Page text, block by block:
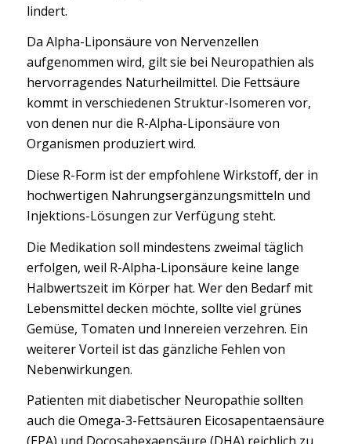
lindert.
Da Alpha-Liponsäure von Nervenzellen
aufgenommen wird, gilt sie bei Neuropathien als
hervorragendes Naturheilmittel. Die Fettsäure
kommt in verschiedenen Struktur-Isomeren vor,
von denen nur die R-Alpha-Liponsäure von
Organismen produziert wird.
Diese R-Form ist der empfohlene Wirkstoff, der in
hochwertigen Nahrungsergänzungsmitteln und
Injektions-Lösungen zur Verfügung steht.
Die Medikation soll mindestens zweimal täglich
erfolgen, weil R-Alpha-Liponsäure keine lange
Halbwertszeit im Körper hat. Wer den Bedarf mit
Lebensmittel decken möchte, sollte viel grünes
Gemüse, Tomaten und Innereien verzehren. Ein
weiterer Vorteil ist das gänzliche Fehlen von
Nebenwirkungen.
Patienten mit diabetischer Neuropathie sollten
auch die Omega-3-Fettsäuren Eicosapentaensäure